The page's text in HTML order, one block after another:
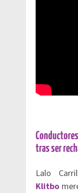
tras ser
Lalo
Klitbo